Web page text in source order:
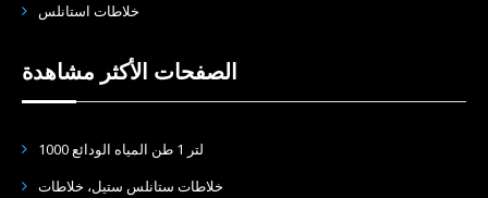
خلاطات استانلس
الصفحات الأكثر مشاهدة
1000 لتر 1 طن المياه الودائع
خلاطات ستانلس ستيل، خلاطات